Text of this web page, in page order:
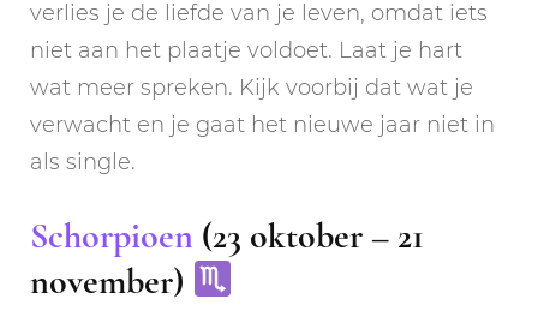
verlies je de liefde van je leven, omdat iets
niet aan het plaatje voldoet. Laat je hart
wat meer spreken. Kijk voorbij dat wat je
verwacht en je gaat het nieuwe jaar niet in
als single.
Schorpioen (23 oktober – 21
november)